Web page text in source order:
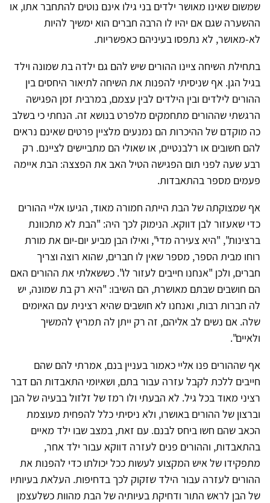
שמשום שאינו מאושר ילדים בני גילו אינם נוטים להתחבר אתו, או
ההשערה שגם אם יהיו לו הרבה חברים הוא ימשיך להיות
לא-מאושר, לא נתפסו בעיניהם כאפשריות.
בתחילת השיחה ציינו ההורים שיש להם גם ילדה בת שמונה וילד
בגיל הגן. אף שניסיתי להפנות את השיחה לתיאור היחסים בין
ההורים לילדים ובין הילדים לבין עצמם, במרבית זמן הפגישה
הרגשתי שההורים מתחמקים מלפרט בנושא זה. הנחתי כי בשלב
כה מוקדם של ההיכרות הם נמנעים מלציין פרטים שאינם נראים
להם חשובים או רלבנטיים, או שאולי הם מתביישים לציינם. רק
רבע שעה לפני תום הפגישה הטיל האב את הפצצה: הבת איימה
פעמים מספר בהתאבדות.
אף שמצוקתה של הבת הייתה חמורה מאוד, הגיעו אליי ההורים
כדי שאעזור לבן דווקא. הנימוק לכך היה: "הבת לא מתכוונת
ברצינות", "היא צעירה מדי", ואילו הבן מביע יום-יום את מורת
רוחו מבית הספר, מספר שאין לו חברים, שהוא רוצה וצריך
חברים, ולכן "אנחנו חייבים לעזור לו". כששאלתי את ההורים האם
הם חושבים שבתם מאושרת, הם השיבו: "היא רק בת שמונה, יש
לה חברות רבות, ואנחנו לא חושבים שהיא רצינית עם האיומים
שלה. אם נשים לב אליהם, זה רק ייתן לה תמריץ להמשיך
ולאיים".
אף שההורים פנו אליי כאמור בעניין בנם, אמרתי להם שהם
חייבים ללכת לקבל עזרה עבור בתם, ושאיומי התאבדות הם דבר
רציני מאוד בכל גיל. לא הבעתי ולו רמז של זלזול בבעיה של הבן
וברצון של ההורים באושרו, ולא ניסיתי כלל להפחית מעוצמת
הכאב שהם חשו ביחס לבנם. עם זאת, במצב שבו ילד מאיים
בהתאבדות, וההורים פנים לעזרה דווקא עבור ילד אחר,
מתפקידו של איש המקצוע לעשות ככל יכולתו כדי להפנות את
ההורים לעזרה עבור הילד שזקוק לכך בדחיפות. העלאת בעיותיו
של הבן לראש התור ודחיקת בעיותיה של הבת מהוות כשלעצמן